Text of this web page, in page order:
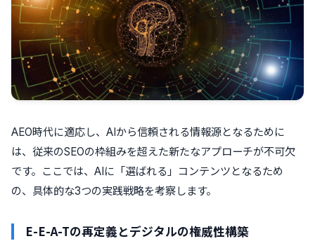
AEO時代に適応し、AIから信頼される情報源となるために
は、従来のSEOの枠組みを超えた新たなアプローチが不可欠
です。ここでは、AIに「選ばれる」コンテンツとなるため
の、具体的な3つの実践戦略を考察します。
E-E-A-Tの再定義とデジタルの権威性構築